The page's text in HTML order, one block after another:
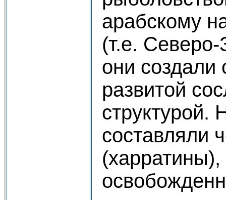
арабскому
(т.е.
они создали
развитой
структурой.
составляли